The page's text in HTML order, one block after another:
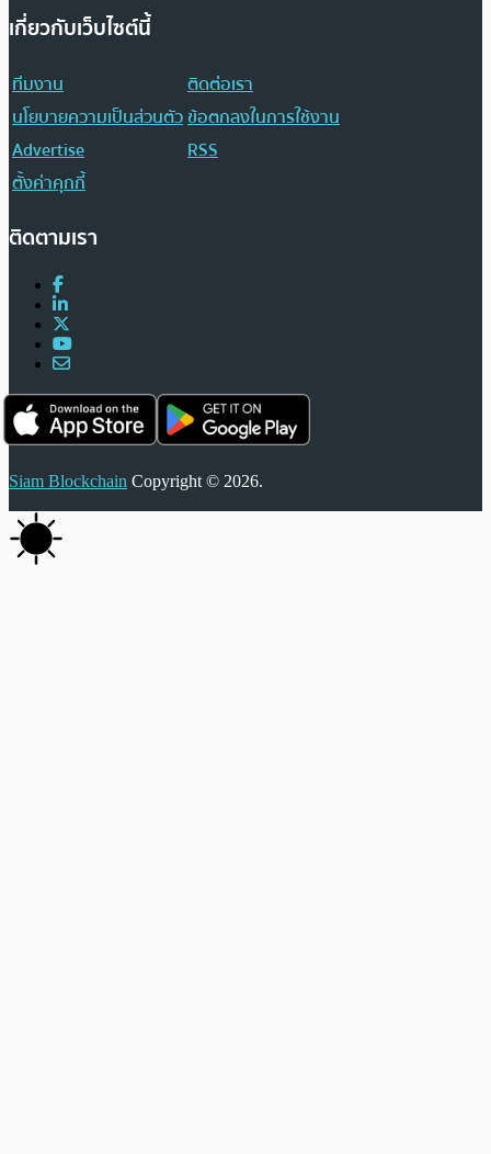
เกี่ยวกับเว็บไซต์นี้
ทีมงาน
ติดต่อเรา
นโยบายความเป็นส่วนตัวข้อตกลงในการใช้งาน
Advertise
RSS
ตั้งค่าคุกกี้
ติดตามเรา
Siam Blockchain Copyright © 2026.